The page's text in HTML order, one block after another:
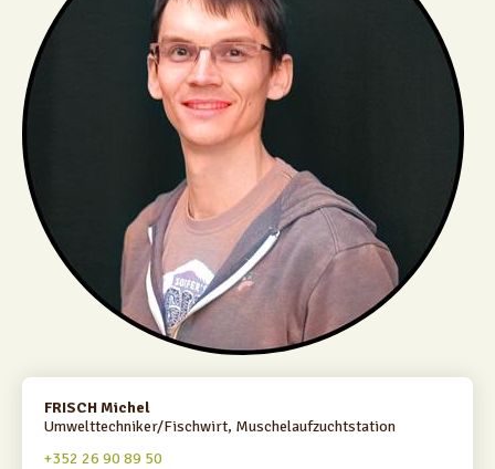
FRISCH Michel
Umwelttechniker/Fischwirt, Muschelaufzuchtstation
+352 26 90 89 50